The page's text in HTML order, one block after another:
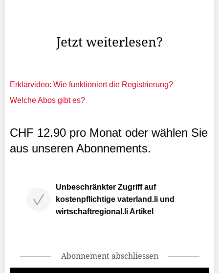
Jetzt weiterlesen?
Erklärvideo: Wie funktioniert die Registrierung?
Welche Abos gibt es?
CHF 12.90 pro Monat oder wählen Sie
aus unseren Abonnements.
Unbeschränkter Zugriff auf
kostenpflichtige vaterland.li und
wirtschaftregional.li Artikel
Abonnement abschliessen